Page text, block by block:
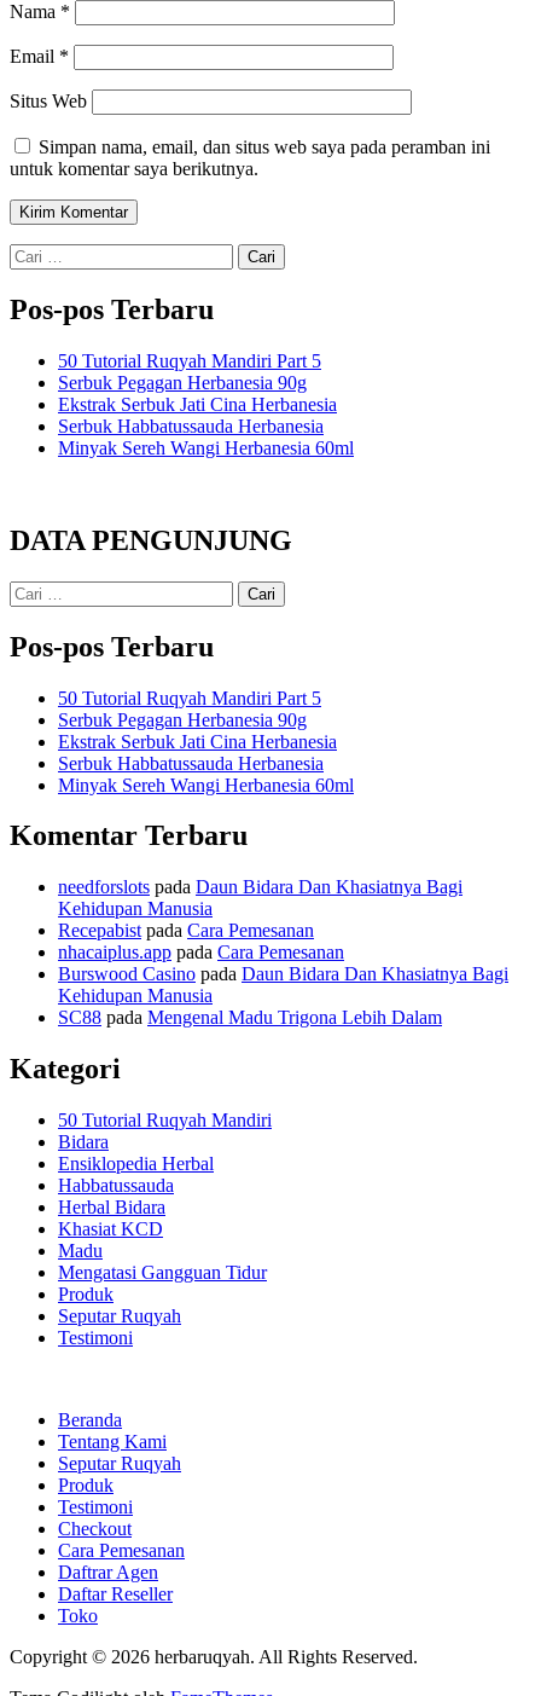
Nama *
Email *
Situs Web
Simpan nama, email, dan situs web saya pada peramban ini
untuk komentar saya berikutnya.
Cari
untuk:
Pos-pos Terbaru
50 Tutorial Ruqyah Mandiri Part 5
Serbuk Pegagan Herbanesia 90g
Ekstrak Serbuk Jati Cina Herbanesia
Serbuk Habbatussauda Herbanesia
Minyak Sereh Wangi Herbanesia 60ml
DATA PENGUNJUNG
Cari
untuk:
Pos-pos Terbaru
50 Tutorial Ruqyah Mandiri Part 5
Serbuk Pegagan Herbanesia 90g
Ekstrak Serbuk Jati Cina Herbanesia
Serbuk Habbatussauda Herbanesia
Minyak Sereh Wangi Herbanesia 60ml
Komentar Terbaru
needforslots pada Daun Bidara Dan Khasiatnya Bagi
Kehidupan Manusia
Recepabist pada Cara Pemesanan
nhacaiplus.app pada Cara Pemesanan
Burswood Casino pada Daun Bidara Dan Khasiatnya Bagi
Kehidupan Manusia
SC88 pada Mengenal Madu Trigona Lebih Dalam
Kategori
50 Tutorial Ruqyah Mandiri
Bidara
Ensiklopedia Herbal
Habbatussauda
Herbal Bidara
Khasiat KCD
Madu
Mengatasi Gangguan Tidur
Produk
Seputar Ruqyah
Testimoni
Beranda
Tentang Kami
Seputar Ruqyah
Produk
Testimoni
Checkout
Cara Pemesanan
Daftrar Agen
Daftar Reseller
Toko
Copyright © 2026 herbaruqyah. All Rights Reserved.